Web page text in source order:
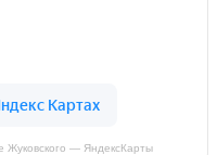
Жуковского — ЯндексКарты